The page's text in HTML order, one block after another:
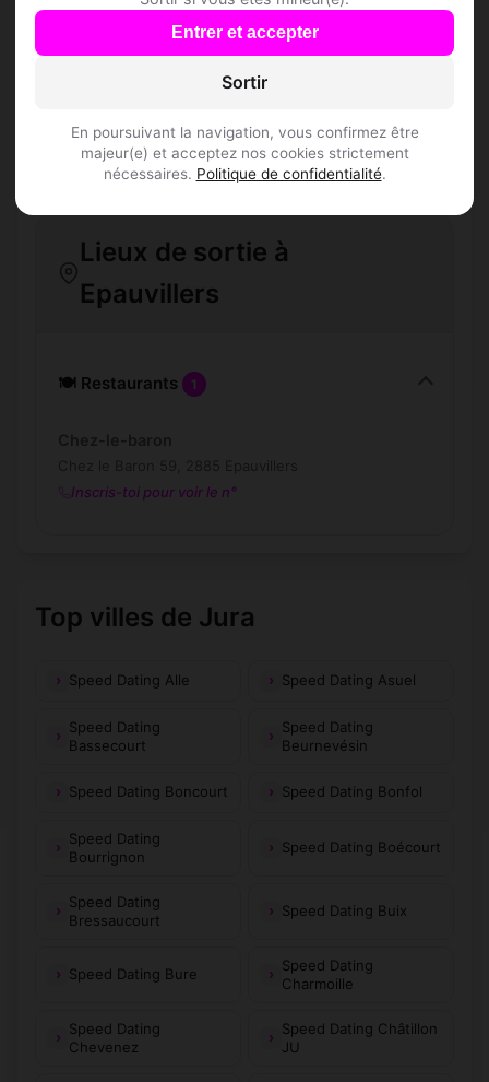
Entrer et accepter
Sortir
En poursuivant la navigation, vous confirmez être
majeur(e) et acceptez nos cookies strictement
nécessaires. Politique de confidentialité.
L'inscription est-elle gratuite ?
Combien de membres Speed Dating sont
Les profils sont-ils vérifiés ?
Lieux de sortie à
Epauvillers
🍽️ Restaurants 1
Inscris-toi pour voir le n°
Top villes de Jura
Speed Dating Alle Speed Dating Asuel
Speed Dating
Bassecourt
Speed Dating
Beurnevésin
Speed Dating Boncourt Speed Dating Bonfol
Speed Dating
Bourrignon
Speed Dating Boécourt
Speed Dating
Bressaucourt
Speed Dating Buix
Speed Dating Bure
Speed Dating
Charmoille
Speed Dating
Chevenez
Speed Dating Châtillon
JU